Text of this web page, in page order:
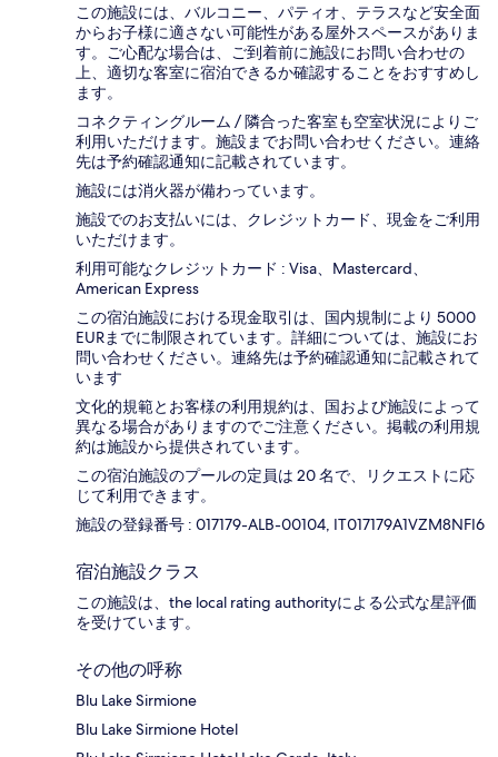
この施設には、バルコニー、パティオ、テラスなど安全面
からお子様に適さない可能性がある屋外スペースがありま
す。ご心配な場合は、ご到着前に施設にお問い合わせの
上、適切な客室に宿泊できるか確認することをおすすめし
ます。
コネクティングルーム / 隣合った客室も空室状況によりご
利用いただけます。施設までお問い合わせください。連絡
先は予約確認通知に記載されています。
施設には消火器が備わっています。
施設でのお支払いには、クレジットカード、現金をご利用
いただけます。
利用可能なクレジットカード : Visa、Mastercard、
American Express
この宿泊施設における現金取引は、国内規制により 5000
EURまでに制限されています。詳細については、施設にお
問い合わせください。連絡先は予約確認通知に記載されて
います
文化的規範とお客様の利用規約は、国および施設によって
異なる場合がありますのでご注意ください。掲載の利用規
約は施設から提供されています。
この宿泊施設のプールの定員は 20 名で、リクエストに応
じて利用できます。
施設の登録番号 : 017179-ALB-00104, IT017179A1VZM8NFI6
宿泊施設クラス
この施設は、the local rating authorityによる公式な星評価
を受けています。
その他の呼称
Blu Lake Sirmione
Blu Lake Sirmione Hotel